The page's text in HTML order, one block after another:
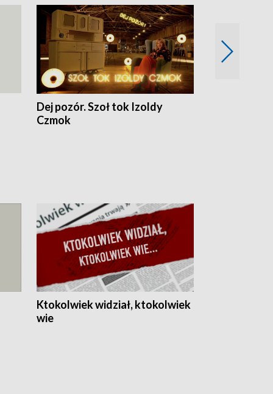
Dej pozór. Szoł tok Izoldy
Czmok
Ktokolwiek widział, ktokolwiek
wie